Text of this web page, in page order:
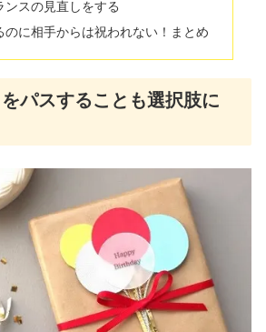
ンスの見直しをする
のに相手からは祝われない！まとめ
パスすることも選択肢に